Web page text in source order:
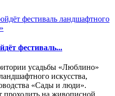
фестиваль...
усадьбы «Люблино»
искусства,
«Сады и люди».
проходить на живописной